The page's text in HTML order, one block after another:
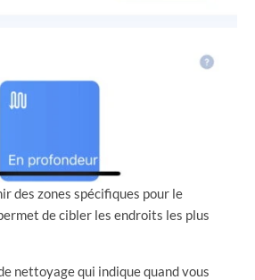
des zones spécifiques pour le
de cibler les endroits les plus
nettoyage qui indique quand vous